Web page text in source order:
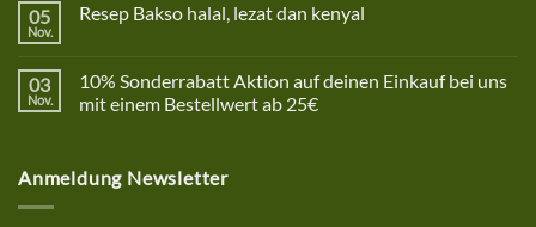
Betriebsurlaub
05
Nov.
Resep Bakso halal, lezat dan kenyal
Resep
Bakso
halal,
03
Nov.
10% Sonderrabatt Aktion auf deinen Einkauf bei uns
mit einem Bestellwert ab 25€
10%
Sonderrabatt
Anmeldung Newsletter